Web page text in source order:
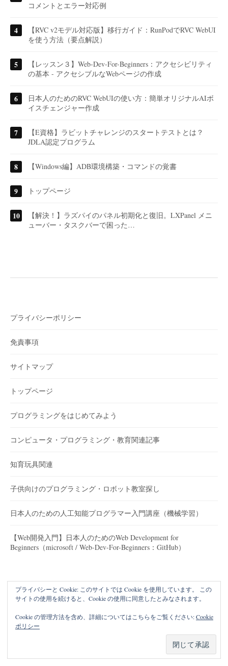
コメントとエラー対応例
【RVC v2モデル対応版】移行ガイド：RunPodでRVC WebUI
を使う方法（要点解説）
【レッスン３】Web-Dev-For-Beginners：アクセシビリティ
の基本 - アクセシブルなWebページの作成
日本人のためのRVC WebUIの使い方：簡単オリジナルAIボ
イスチェンジャー作成
【E資格】ラビットチャレンジのスタートテストとは？
JDLA認定プログラム
【Windows編】ADB環境構築・コマンドの覚書
トップページ
【解決！】ラズパイのパネル初期化と復旧。LXPanel メニ
ューバー・タスクバーで困った…
プライバシーポリシー
免責事項
サイトマップ
トップページ
プログラミングをはじめてみよう
コンピュータ・プログラミング・教育関連記事
知育玩具関連
子供向けのプログラミング・ロボット教室探し
日本人のための人工知能プログラマー入門講座（機械学習）
【Web開発入門】日本人のためのWeb Development for
Beginners（microsoft / Web-Dev-For-Beginners：GitHub）
by Themegraphy
プライバシーと Cookie: このサイトでは Cookie を使用しています。 この
サイトの使用を続けると、Cookie の使用に同意したとみなされます。
Cookie の管理方法を含め、詳細についてはこちらをご覧ください:Cookie
ポリシー